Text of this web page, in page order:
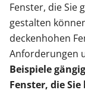
Fenster, die Sie
gestalten
deckenhohen
Anforderungen
Beispiele
Fenster, die